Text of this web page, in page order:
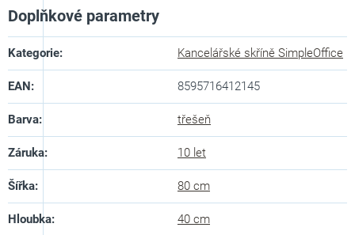
Doplňkové parametry
Kategorie: Kancelářské skříně SimpleOffice
EAN : 8595716412145
Barva: třešeň
Záruka: 10 let
Šířka: 80 cm
Hloubka: 40 cm